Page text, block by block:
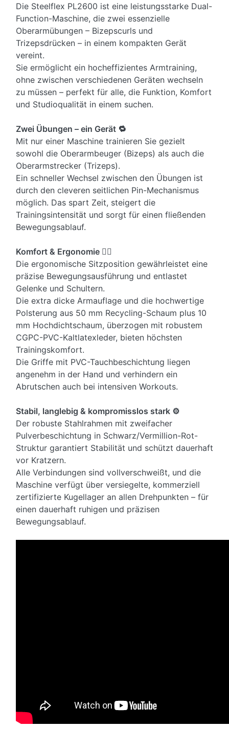
Die Steelflex PL2600 ist eine leistungsstarke Dual-
Function-Maschine, die zwei essenzielle
Oberarmübungen – Bizepscurls und
Trizepsdrücken – in einem kompakten Gerät
vereint.
Sie ermöglicht ein hocheffizientes Armtraining,
ohne zwischen verschiedenen Geräten wechseln
zu müssen – perfekt für alle, die Funktion, Komfort
und Studioqualität in einem suchen.
Zwei Übungen – ein Gerät 🔁
Mit nur einer Maschine trainieren Sie gezielt
sowohl die Oberarmbeuger (Bizeps) als auch die
Oberarmstrecker (Trizeps).
Ein schneller Wechsel zwischen den Übungen ist
durch den cleveren seitlichen Pin-Mechanismus
möglich. Das spart Zeit, steigert die
Trainingsintensität und sorgt für einen fließenden
Bewegungsablauf.
Komfort & Ergonomie 🧘‍♂️
Die ergonomische Sitzposition gewährleistet eine
präzise Bewegungsausführung und entlastet
Gelenke und Schultern.
Die extra dicke Armauflage und die hochwertige
Polsterung aus 50 mm Recycling-Schaum plus 10
mm Hochdichtschaum, überzogen mit robustem
CGPC-PVC-Kaltlatexleder, bieten höchsten
Trainingskomfort.
Die Griffe mit PVC-Tauchbeschichtung liegen
angenehm in der Hand und verhindern ein
Abrutschen auch bei intensiven Workouts.
Stabil, langlebig & kompromisslos stark ⚙️
Der robuste Stahlrahmen mit zweifacher
Pulverbeschichtung in Schwarz/Vermillion-Rot-
Struktur garantiert Stabilität und schützt dauerhaft
vor Kratzern.
Alle Verbindungen sind vollverschweißt, und die
Maschine verfügt über versiegelte, kommerziell
zertifizierte Kugellager an allen Drehpunkten – für
einen dauerhaft ruhigen und präzisen
Bewegungsablauf.